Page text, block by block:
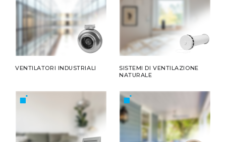
VENTILATORI INDUSTRIALI
SISTEMI DI VENTILAZIONE
NATURALE